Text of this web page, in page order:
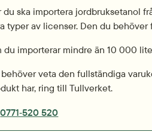
du ska importera jordbruksetanol
typer av licenser. Den du
du importerar mindre än 10 000
veta den fullständiga
har, ring till Tullverket.
Telefonnummer:
0771‑520 520